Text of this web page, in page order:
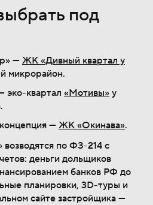
под
— ЖК «Дивный квартал у
микрорайон.
эко-квартал «Мотивы» у
— ЖК «Окинава».
по ФЗ-214 с
деньги дольщиков
банков РФ до
планировки, 3D-туры и
сайте застройщика —